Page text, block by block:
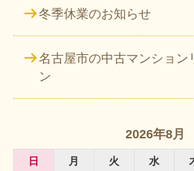
冬季休業のお知らせ
名古屋市の中古マンション
ン
2026年8月
日 月 火 水